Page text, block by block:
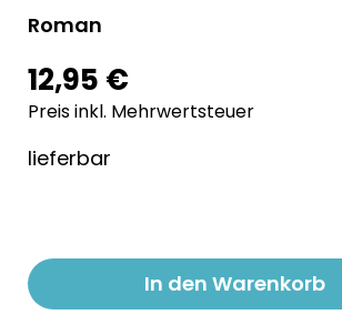
Roman
12,95 €
Preis inkl. Mehrwertsteuer
lieferbar
In den Warenkorb